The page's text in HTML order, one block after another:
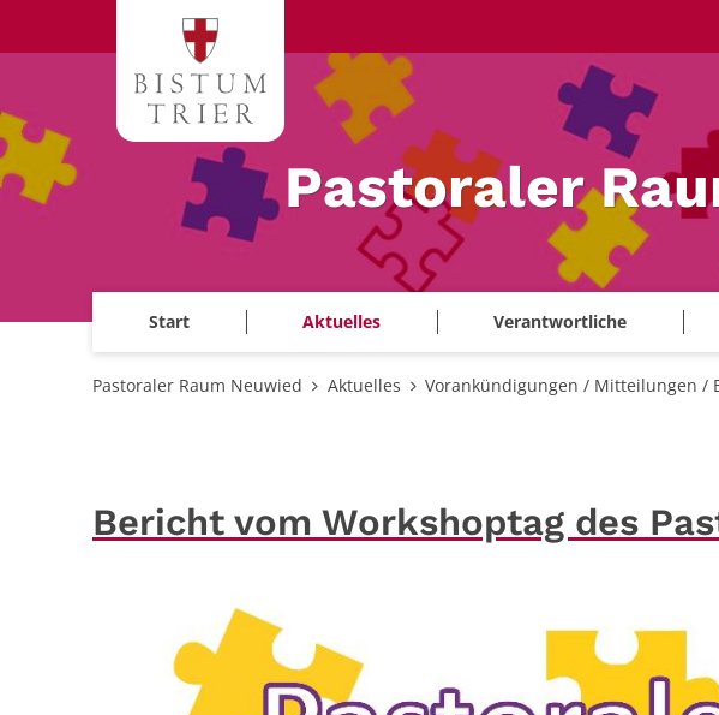
Pastoraler
Start Aktuelles Verantwortliche
Pastoraler Raum Neuwied Aktuelles Vorankündigungen / Mitteilungen /
Bericht vom Workshoptag des